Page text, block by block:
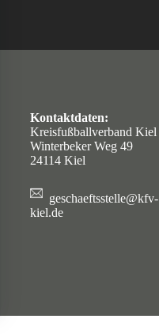
Kontaktdaten:
Kreisfußballverband Kiel
Winterbeker Weg 49
24114 Kiel
geschaeftsstelle@kfv-
kiel.de